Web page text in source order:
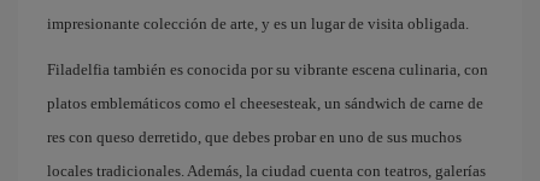
impresionante colección de arte, y es un lugar de visita obligada.
Filadelfia también es conocida por su vibrante escena culinaria, con
platos emblemáticos como el cheesesteak, un sándwich de carne de
res con queso derretido, que debes probar en uno de sus muchos
locales tradicionales. Además, la ciudad cuenta con teatros, galerías